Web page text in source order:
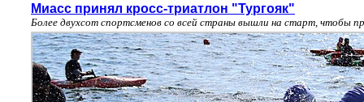
Миасс принял кросс-триатлон "Тургояк"
Более двухсот спортсменов со всей страны вышли на старт, чтобы